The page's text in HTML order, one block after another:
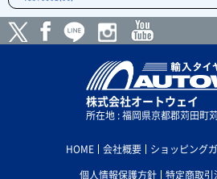
株式会社オートウェイ
所在地 : 福岡県京都郡苅田町
HOME 会社概要 ショッピング
個人情報保護方針
特定商取引